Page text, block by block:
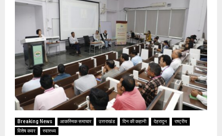
Breaking News आकस्मिक समाचार उत्तराखंड दिन की कहानी देहरादून
राष्ट्रीय
विशेष कवर
स्वास्थ्य